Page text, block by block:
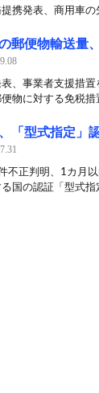
携発表、商用車
郵便物輸送量
、事業者支援措
物に対する免税
「型式指定」
不正判明、1カ月
国の認証「型式